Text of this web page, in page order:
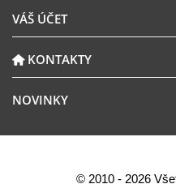
VÁŠ ÚČET
KONTAKTY
NOVINKY
© 2010 - 2026